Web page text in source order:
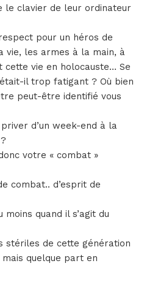
le clavier de leur ordinateur
pour un héros de
vie, les armes à la main, à
cette vie en holocauste… Se
il trop fatigant ? Où bien
peut-être identifié vous
d’un week-end à la
votre « combat »
combat.. d’esprit de
quand il s’agit du
stériles de cette génération
quelque part en